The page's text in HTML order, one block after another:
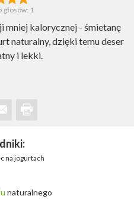
głosów: 1
mniej kalorycznej - śmietanę
naturalny, dzięki temu deser
i lekki.
na jogurtach
naturalnego